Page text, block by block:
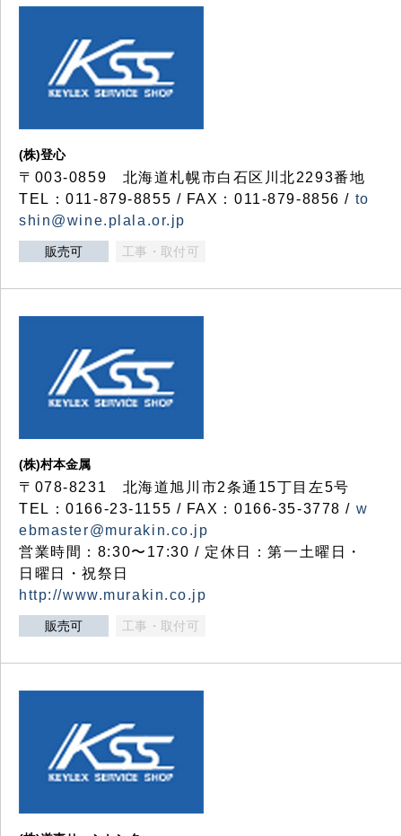
(株)登心
〒003-0859 北海道札幌市白石区川北2293番地
TEL：011-879-8855 / FAX：011-879-8856 / to
shin@wine.plala.or.jp
販売可 工事・取付可
(株)村本金属
〒078-8231 北海道旭川市2条通15丁目左5号
TEL：0166-23-1155 / FAX：0166-35-3778 / w
ebmaster@murakin.co.jp
営業時間：8:30〜17:30 / 定休日：第一土曜日・
日曜日・祝祭日
http://www.murakin.co.jp
販売可 工事・取付可